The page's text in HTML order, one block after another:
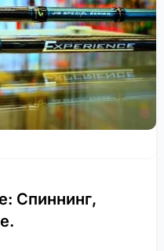
Спиннинг,